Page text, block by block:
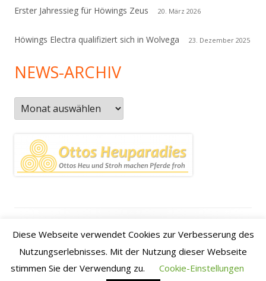
Erster Jahressieg für Höwings Zeus 20. März 2026
Höwings Electra qualifiziert sich in Wolvega 23. Dezember 2025
NEWS-ARCHIV
News-
Archiv
Inhalt
Datenschutzerklärung Kontakt | Impressum
Anfahrt /
•VerwendetTiny Framework • Anmelden
Diese Webseite verwendet Cookies zur Verbesserung des
Nutzungserlebnisses. Mit der Nutzung dieser Webseite
stimmen Sie der Verwendung zu.
Cookie-Einstellungen